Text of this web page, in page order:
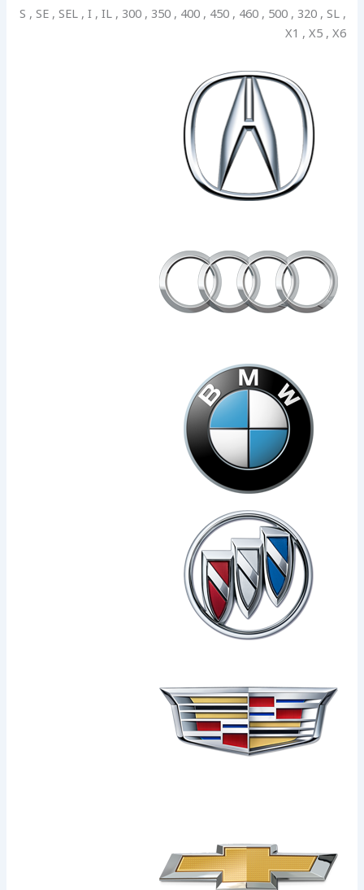
S , SE , SEL , I , IL , 300 , 350 , 400 , 450 , 460 , 500 , 320 , SL ,
X1 , X5 , X6